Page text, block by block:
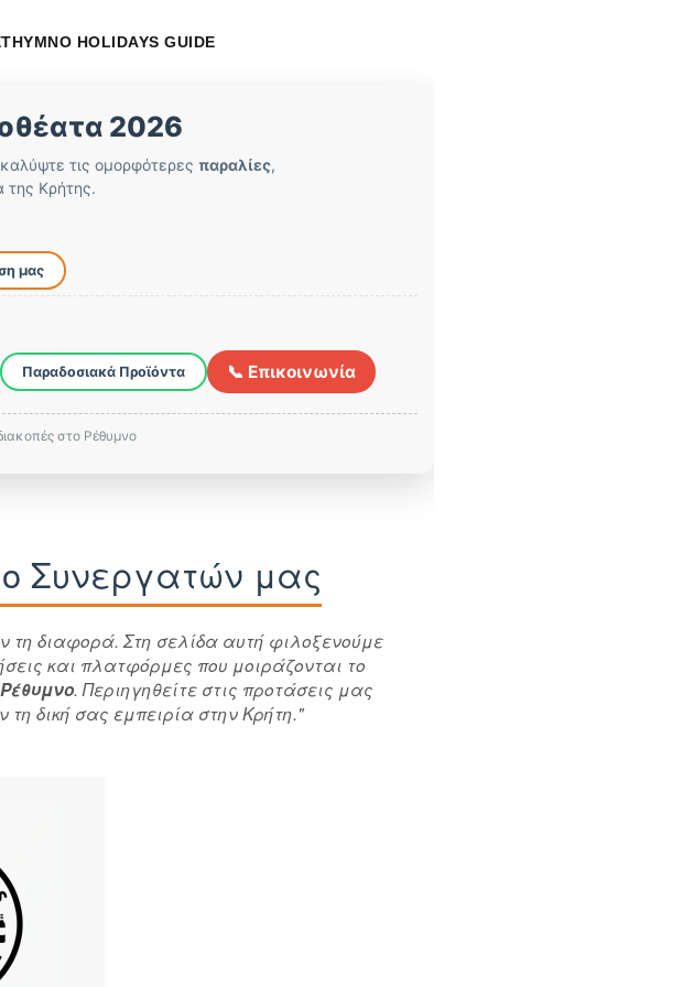
HOLIDAYS GUIDE
2026
τις ομορφότερες παραλίες,
της Κρήτης.
μας
Παραδοσιακά Προϊόντα 📞 Επικοινωνία
στο Ρέθυμνο
Συνεργατών μας
τη διαφορά. Στη σελίδα αυτή φιλοξενούμε
και πλατφόρμες που μοιράζονται το
Ρέθυμνο. Περιηγηθείτε στις προτάσεις μας
δική σας εμπειρία στην Κρήτη."